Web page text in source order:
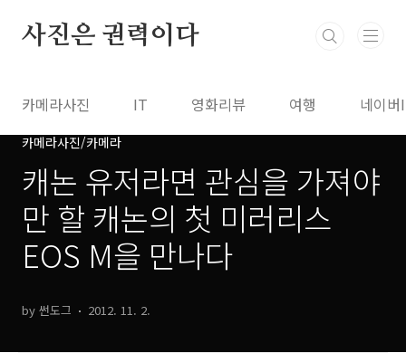
사진은 권력이다
카메라사진 IT 영화리뷰 여행 네이
카메라사진/카메라
캐논 유저라면 관심을 가져야
만 할 캐논의 첫 미러리스
EOS M을 만나다
by 썬도그 2012. 11. 2.